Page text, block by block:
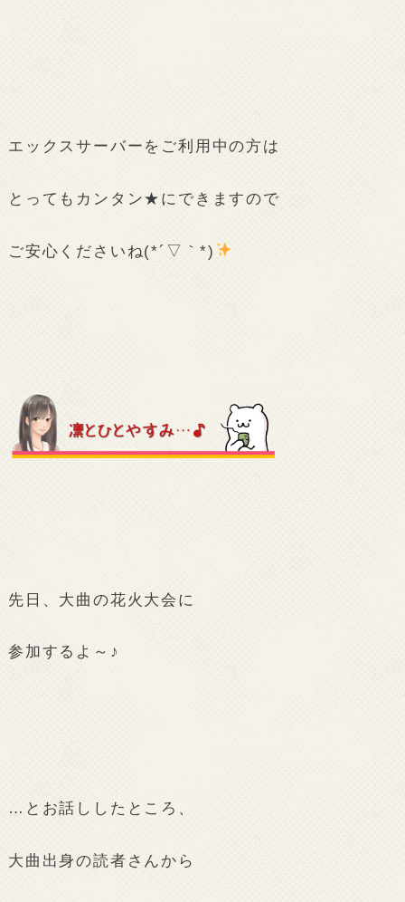
エックスサーバーをご利用中の方は
とってもカンタン★にできますので
ご安心くださいね(*´▽｀*)
先日、大曲の花火大会に
参加するよ～♪
…とお話ししたところ、
大曲出身の読者さんから